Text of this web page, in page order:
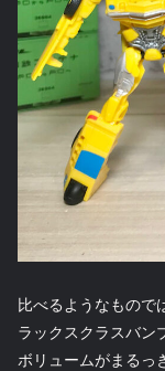
比べるようなもので
ラックスクラスバン
ボリュームがまるっ